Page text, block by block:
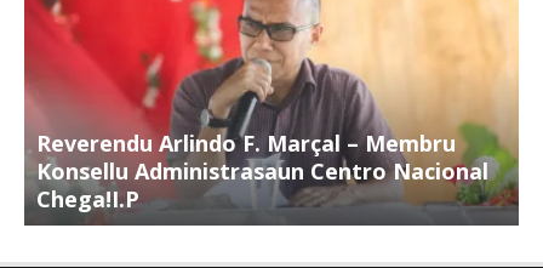
Reverendu Arlindo F. Marçal – Membru
Konsellu Administrasaun Centro Nacional
Chega!I.P